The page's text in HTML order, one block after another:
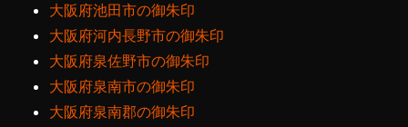
大阪府池田市の御朱印
大阪府河内長野市の御朱印
大阪府泉佐野市の御朱印
大阪府泉南市の御朱印
大阪府泉南郡の御朱印